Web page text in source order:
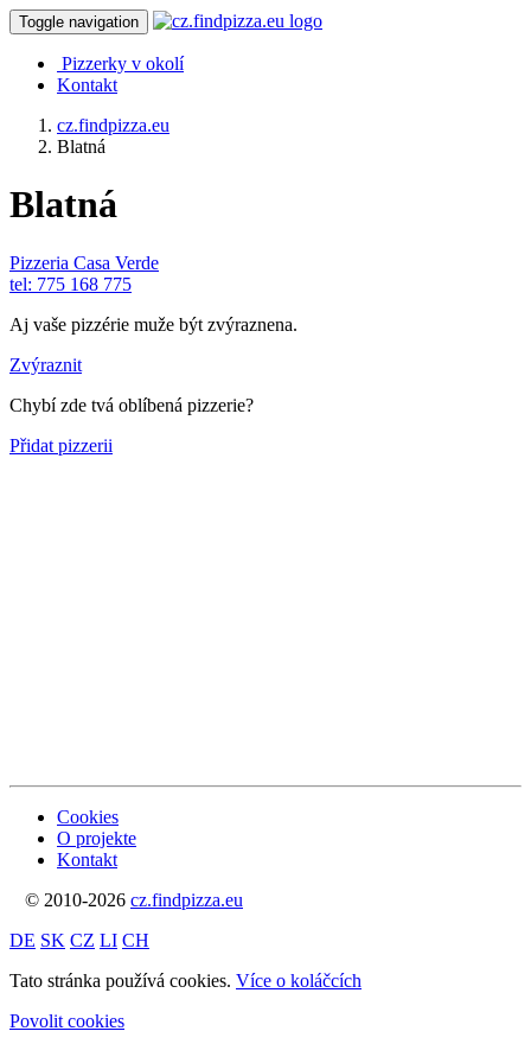
Toggle navigation
Pizzerky v okolí
Kontakt
cz.findpizza.eu
Blatná
Blatná
Pizzeria Casa Verde
tel: 775 168 775
Aj vaše pizzérie muže být zvýraznena.
Zvýraznit
Chybí zde tvá oblíbená pizzerie?
Přidat pizzerii
Cookies
O projekte
Kontakt
© 2010-2026 cz.findpizza.eu
DE SK CZ LI CH
Tato stránka používá cookies. Více o koláčcích
Povolit cookies